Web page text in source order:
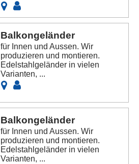
Balkongeländer
für Innen und Aussen. Wir
produzieren und montieren.
Edelstahlgeländer in vielen
Varianten, ...
Balkongeländer
für Innen und Aussen. Wir
produzieren und montieren.
Edelstahlgeländer in vielen
Varianten, ...